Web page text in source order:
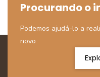
Procurando o
Podemos ajudá-lo a
novo